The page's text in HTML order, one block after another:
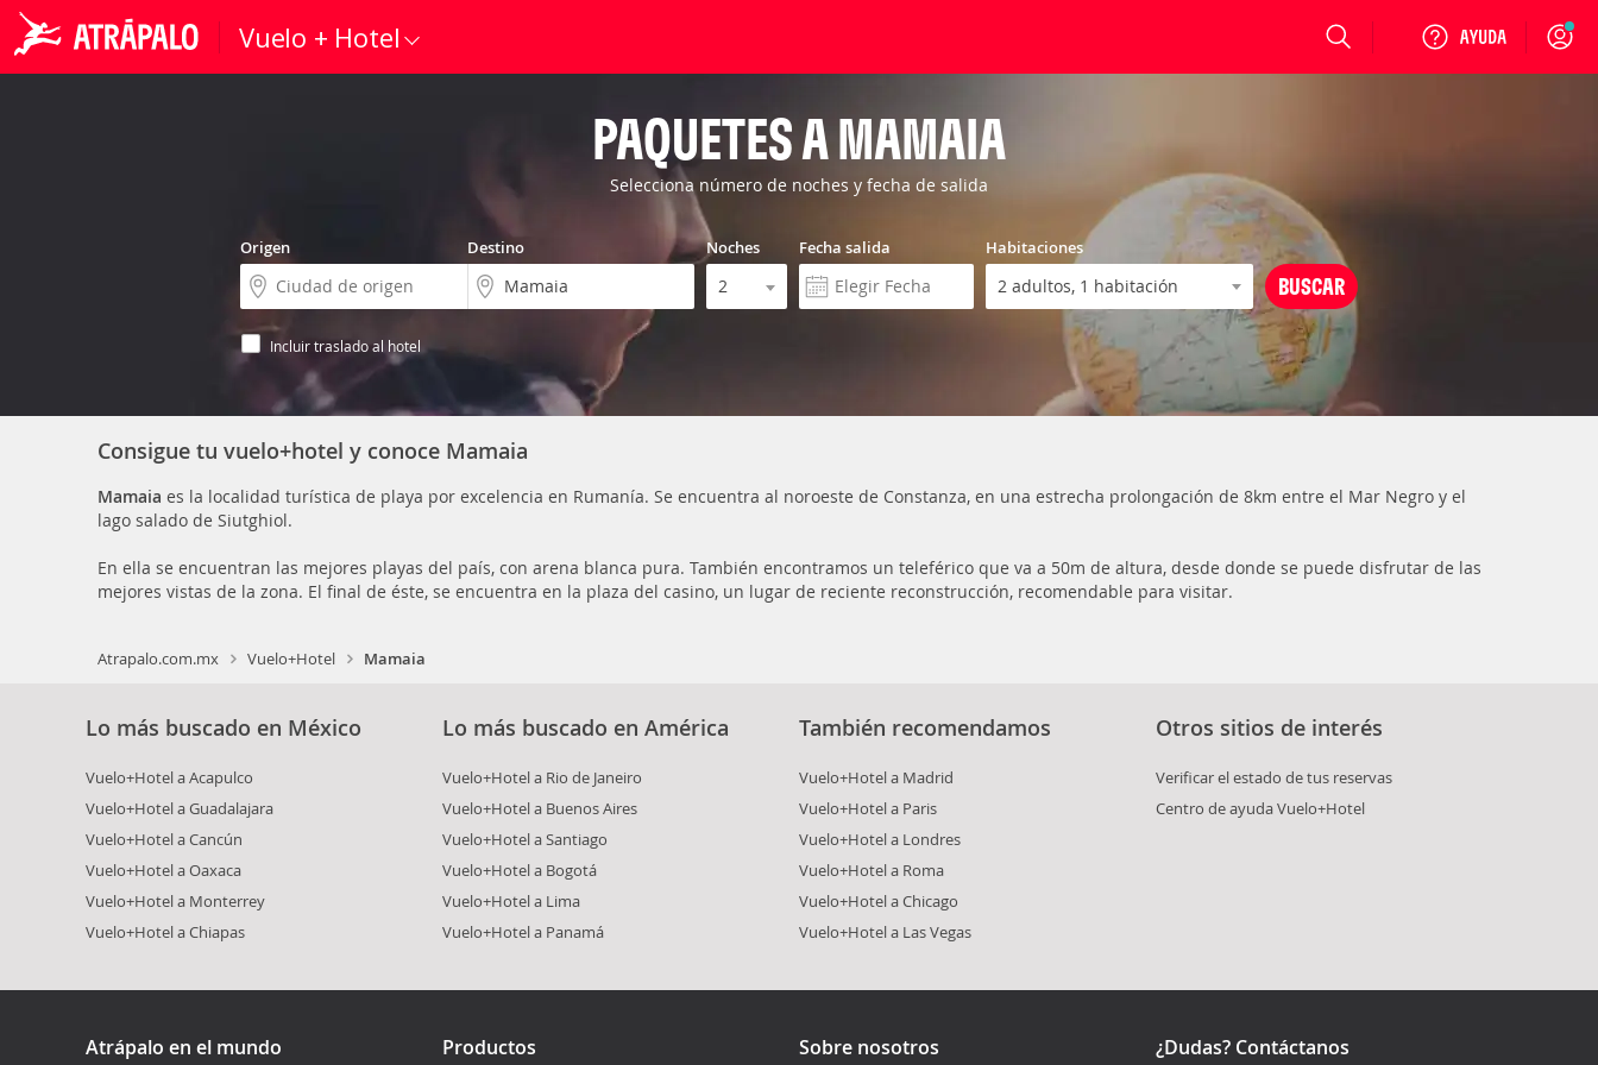
Vuelo + Hotel Login
PAQUETES A MAMAIA
Selecciona número de noches y fecha de salida
Origen Destino Noches Fecha salida Habitaciones
Incluir traslado al hotel
Consigue tu vuelo+hotel y conoce Mamaia
Mamaia es la localidad turística de playa por excelencia en Rumanía. Se encuentra al noroeste de Constanza, en una estrecha prolongación de 8km entre el Mar Negro y el
lago salado de Siutghiol.
En ella se encuentran las mejores playas del país, con arena blanca pura. También encontramos un teleférico que va a 50m de altura, desde donde se puede disfrutar de las
mejores vistas de la zona. El final de éste, se encuentra en la plaza del casino, un lugar de reciente reconstrucción, recomendable para visitar.
Atrapalo.com.mx Vuelo+Hotel Mamaia
Lo más buscado en México
Vuelo+Hotel a Acapulco
Vuelo+Hotel a Guadalajara
Vuelo+Hotel a Cancún
Vuelo+Hotel a Oaxaca
Vuelo+Hotel a Monterrey
Vuelo+Hotel a Chiapas
Lo más buscado en América
Vuelo+Hotel a Rio de Janeiro
Vuelo+Hotel a Buenos Aires
Vuelo+Hotel a Santiago
Vuelo+Hotel a Bogotá
Vuelo+Hotel a Lima
Vuelo+Hotel a Panamá
También recomendamos
Vuelo+Hotel a Madrid
Vuelo+Hotel a Paris
Vuelo+Hotel a Londres
Vuelo+Hotel a Roma
Vuelo+Hotel a Chicago
Vuelo+Hotel a Las Vegas
Otros sitios de interés
Verificar el estado de tus reservas
Centro de ayuda Vuelo+Hotel
Atrápalo en el mundo Productos Sobre nosotros ¿Dudas? Contáctanos